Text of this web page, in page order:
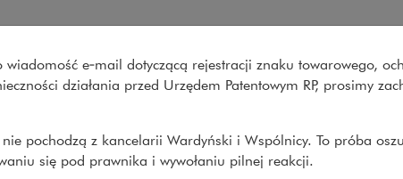
Co robimy O nas Nasze
> Jarosław Karlikowski
wiadomość e‑mail dotyczącą rejestracji znaku towarowego,
działania przed Urzędem Patentowym RP, prosimy
pochodzą z kancelarii Wardyński i Wspólnicy. To próba
się pod prawnika i wywołaniu pilnej reakcji.